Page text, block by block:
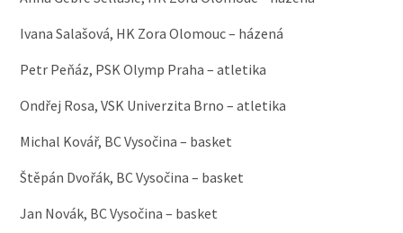
Ivana Salašová, HK Zora Olomouc – házená
Petr Peňáz, PSK Olymp Praha – atletika
Ondřej Rosa, VSK Univerzita Brno – atletika
Michal Kovář, BC Vysočina – basket
Štěpán Dvořák, BC Vysočina – basket
Jan Novák, BC Vysočina – basket